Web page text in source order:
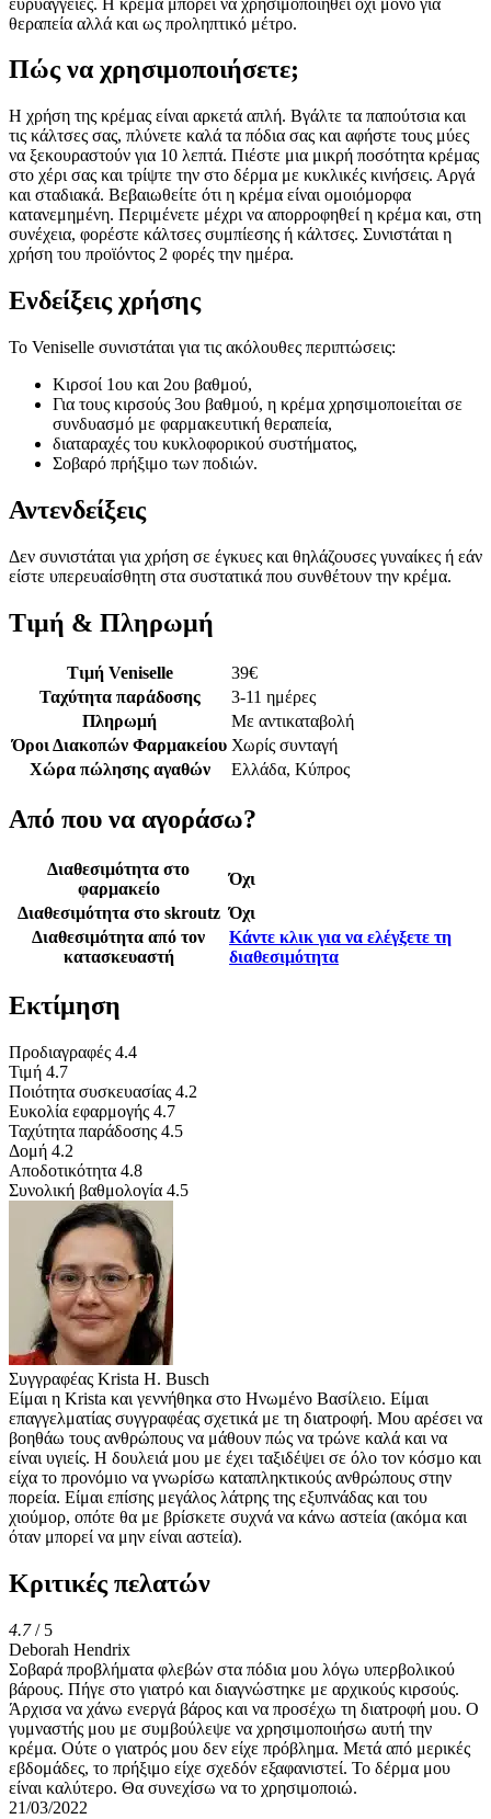
θεραπεία αλλά και ως προληπτικό μέτρο.
Πώς να χρησιμοποιήσετε;
Η χρήση της κρέμας είναι αρκετά απλή. Βγάλτε τα παπούτσια και
τις κάλτσες σας, πλύνετε καλά τα πόδια σας και αφήστε τους μύες
να ξεκουραστούν για 10 λεπτά. Πιέστε μια μικρή ποσότητα κρέμας
στο χέρι σας και τρίψτε την στο δέρμα με κυκλικές κινήσεις. Αργά
και σταδιακά. Βεβαιωθείτε ότι η κρέμα είναι ομοιόμορφα
κατανεμημένη. Περιμένετε μέχρι να απορροφηθεί η κρέμα και, στη
συνέχεια, φορέστε κάλτσες συμπίεσης ή κάλτσες. Συνιστάται η
χρήση του προϊόντος 2 φορές την ημέρα.
Ενδείξεις χρήσης
Το Veniselle συνιστάται για τις ακόλουθες περιπτώσεις:
Κιρσοί 1ου και 2ου βαθμού,
Για τους κιρσούς 3ου βαθμού, η κρέμα χρησιμοποιείται σε
συνδυασμό με φαρμακευτική θεραπεία,
διαταραχές του κυκλοφορικού συστήματος,
Σοβαρό πρήξιμο των ποδιών.
Αντενδείξεις
Δεν συνιστάται για χρήση σε έγκυες και θηλάζουσες γυναίκες ή εάν
είστε υπερευαίσθητη στα συστατικά που συνθέτουν την κρέμα.
Τιμή & Πληρωμή
Τιμή Veniselle 39€
Ταχύτητα παράδοσης
3-11 ημέρες
Πληρωμή
Με αντικαταβολή
Όροι Διακοπών Φαρμακείου Χωρίς συνταγή
Χώρα πώλησης αγαθών
Ελλάδα, Κύπρος
Από που να αγοράσω?
Διαθεσιμότητα στο
φαρμακείο
Όχι
Διαθεσιμότητα στο skroutz Όχι
Διαθεσιμότητα από τον
κατασκευαστή
Κάντε κλικ για να ελέγξετε τη
διαθεσιμότητα
Εκτίμηση
Προδιαγραφές 4.4
Τιμή 4.7
Ποιότητα συσκευασίας 4.2
Ευκολία εφαρμογής 4.7
Ταχύτητα παράδοσης 4.5
Δομή 4.2
Αποδοτικότητα 4.8
Συνολική βαθμολογία 4.5
Συγγραφέας Krista H. Busch
Είμαι η Krista και γεννήθηκα στο Ηνωμένο Βασίλειο. Είμαι
επαγγελματίας συγγραφέας σχετικά με τη διατροφή. Μου αρέσει να
βοηθάω τους ανθρώπους να μάθουν πώς να τρώνε καλά και να
είναι υγιείς. Η δουλειά μου με έχει ταξιδέψει σε όλο τον κόσμο και
είχα το προνόμιο να γνωρίσω καταπληκτικούς ανθρώπους στην
πορεία. Είμαι επίσης μεγάλος λάτρης της εξυπνάδας και του
χιούμορ, οπότε θα με βρίσκετε συχνά να κάνω αστεία (ακόμα και
όταν μπορεί να μην είναι αστεία).
Κριτικές πελατών
4.7/ 5
Deborah Hendrix
Σοβαρά προβλήματα φλεβών στα πόδια μου λόγω υπερβολικού
βάρους. Πήγε στο γιατρό και διαγνώστηκε με αρχικούς κιρσούς.
Άρχισα να χάνω ενεργά βάρος και να προσέχω τη διατροφή μου. Ο
γυμναστής μου με συμβούλεψε να χρησιμοποιήσω αυτή την
κρέμα. Ούτε ο γιατρός μου δεν είχε πρόβλημα. Μετά από μερικές
εβδομάδες, το πρήξιμο είχε σχεδόν εξαφανιστεί. Το δέρμα μου
είναι καλύτερο. Θα συνεχίσω να το χρησιμοποιώ.
21/03/2022